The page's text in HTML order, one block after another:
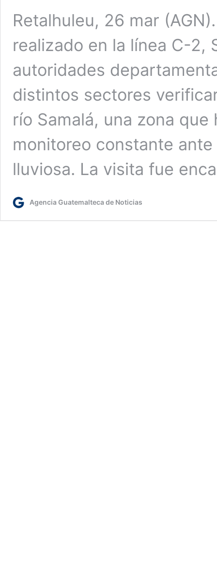
Retalhuleu, 26 mar
realizado en la línea C-2,
autoridades
distintos sectores
río Samalá, una zona
monitoreo constante
lluviosa. La visita fue
Agencia Guatemalteca de Noticias